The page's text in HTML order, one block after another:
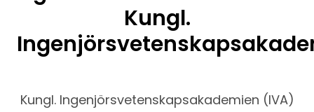
Kungl.
Kungl. Ingenjörsvetenskapsakademien (IVA)